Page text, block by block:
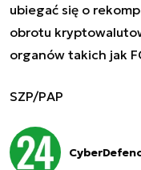
ubiegać się o
obrotu
organów takich jak
SZP/PAP